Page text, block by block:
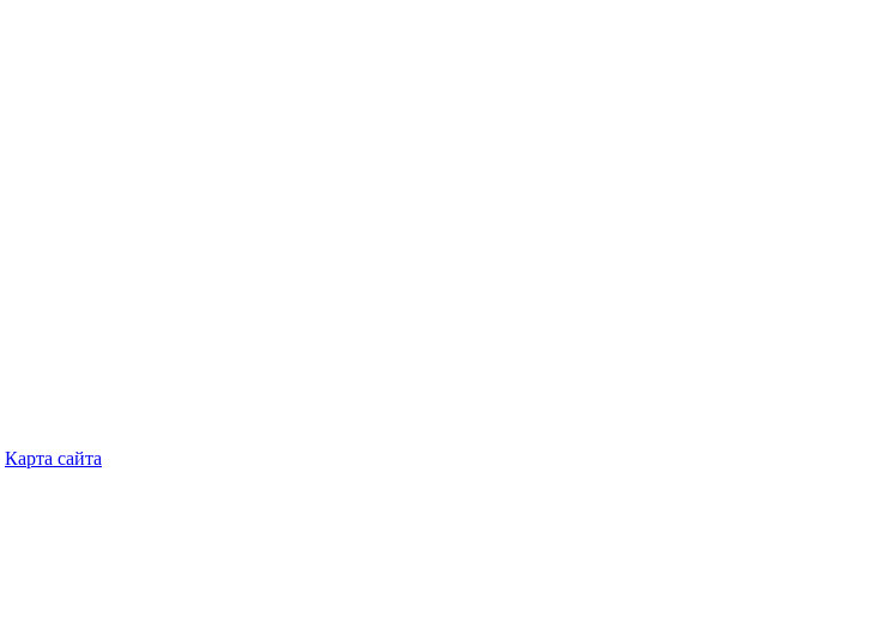
Карта сайта